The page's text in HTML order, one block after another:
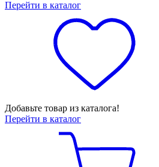
Перейти в каталог
Добавьте товар из каталога!
Перейти в каталог